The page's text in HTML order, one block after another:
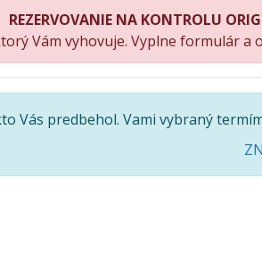
REZERVOVANIE NA KONTROLU
Vám vyhovuje. Vyplne formulár
Vás predbehol. Vami vybraný